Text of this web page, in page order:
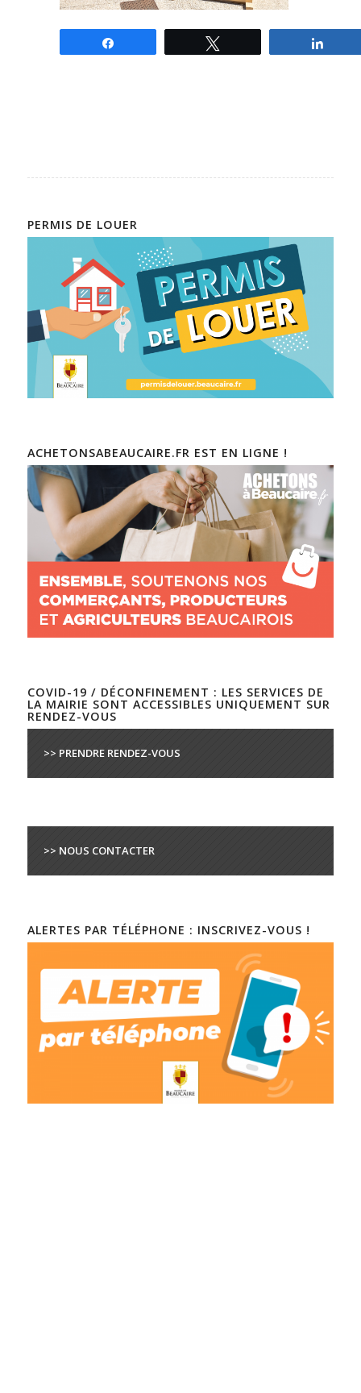
PERMIS DE LOUER
ACHETONSABEAUCAIRE.FR EST EN LIGNE !
COVID-19 / DÉCONFINEMENT : LES SERVICES DE
LA MAIRIE SONT ACCESSIBLES UNIQUEMENT SUR
RENDEZ-VOUS
>> PRENDRE RENDEZ-VOUS
>> NOUS CONTACTER
ALERTES PAR TÉLÉPHONE : INSCRIVEZ-VOUS !